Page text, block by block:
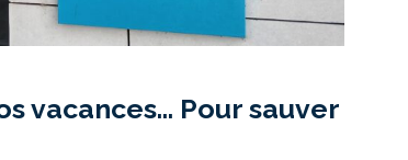
vacances… Pour sauver